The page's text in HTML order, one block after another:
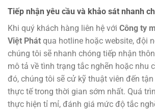
Tiếp nhận yêu cầu và khảo sát nhanh
Khi quý khách hàng liên hệ với Công ty
Việt Phát qua hotline hoặc website, đội
chúng tôi sẽ nhanh chóng tiếp nhận
mô tả về tình trạng tắc nghẽn hoặc nhu
đó, chúng tôi sẽ cử kỹ thuật viên đến
thực tế trong thời gian sớm nhất. Quá
thực hiện tỉ mỉ, đánh giá mức độ tắc